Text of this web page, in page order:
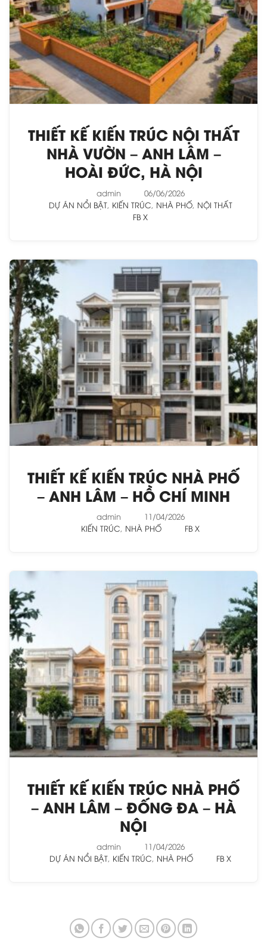
THIẾT KẾ KIẾN TRÚC NỘI THẤT
NHÀ VƯỜN – ANH LÂM –
HOÀI ĐỨC, HÀ NỘI
admin
06/06/2026
DỰ ÁN NỔI BẬT, KIẾN TRÚC, NHÀ PHỐ, NỘI THẤT
FB X
THIẾT KẾ KIẾN TRÚC NHÀ PHỐ
– ANH LÂM – HỒ CHÍ MINH
admin
11/04/2026
KIẾN TRÚC, NHÀ PHỐ FB X
THIẾT KẾ KIẾN TRÚC NHÀ PHỐ
– ANH LÂM – ĐỐNG ĐA – HÀ
NỘI
admin
11/04/2026
DỰ ÁN NỔI BẬT, KIẾN TRÚC, NHÀ PHỐ FB X